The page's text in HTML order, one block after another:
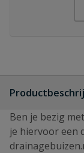
Ben je bezig
je hiervoor een